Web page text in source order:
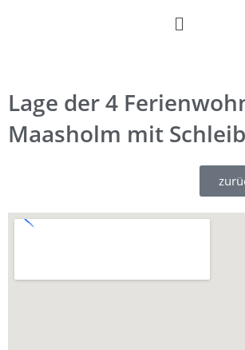
Lage der 4
Maasholm mit